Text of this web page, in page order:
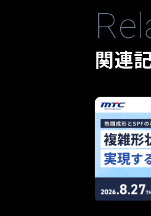
関連